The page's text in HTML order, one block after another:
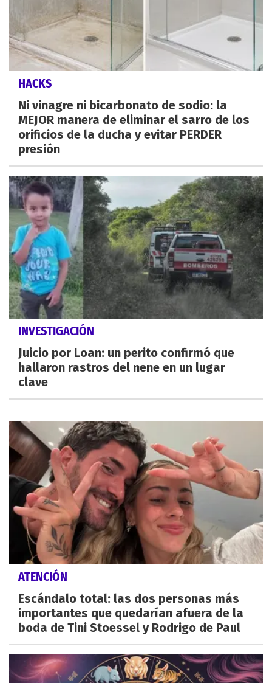
HACKS
Ni vinagre ni bicarbonato de sodio: la
MEJOR manera de eliminar el sarro de los
orificios de la ducha y evitar PERDER
presión
INVESTIGACIÓN
Juicio por Loan: un perito confirmó que
hallaron rastros del nene en un lugar
clave
ATENCIÓN
Escándalo total: las dos personas más
importantes que quedarían afuera de la
boda de Tini Stoessel y Rodrigo de Paul